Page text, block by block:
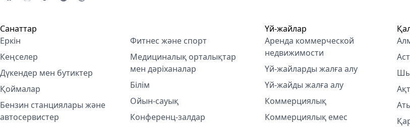
Санаттар
Еркін
Кеңселер
Дүкендер мен бутиктер
Қоймалар
Бензин станциялары және
автосервистер
Фитнес және спорт
Медициналық орталықтар
мен дәріханалар
Білім
Ойын-сауық
Конференц-залдар
Үй-жайлар
Аренда коммерческой
недвижимости
Үй-жайларды жалға алу
Үй-жайды жалға алу
Коммерциялық
Коммерциялық емес